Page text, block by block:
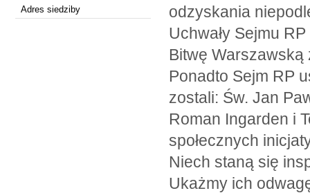
Adres siedziby
odzyskania
Uchwały Sejmu
Bitwę Warszawską
Ponadto Sejm RP
zostali: Św. Jan
Roman Ingarden i
społecznych
Niech staną się
Ukażmy ich